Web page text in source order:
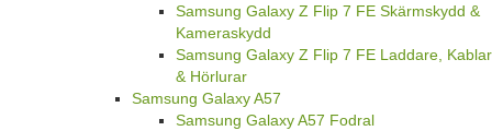
Samsung Galaxy Z Flip 7 FE Skärmskydd &
Kameraskydd
Samsung Galaxy Z Flip 7 FE Laddare, Kablar
& Hörlurar
Samsung Galaxy A57
Samsung Galaxy A57 Fodral